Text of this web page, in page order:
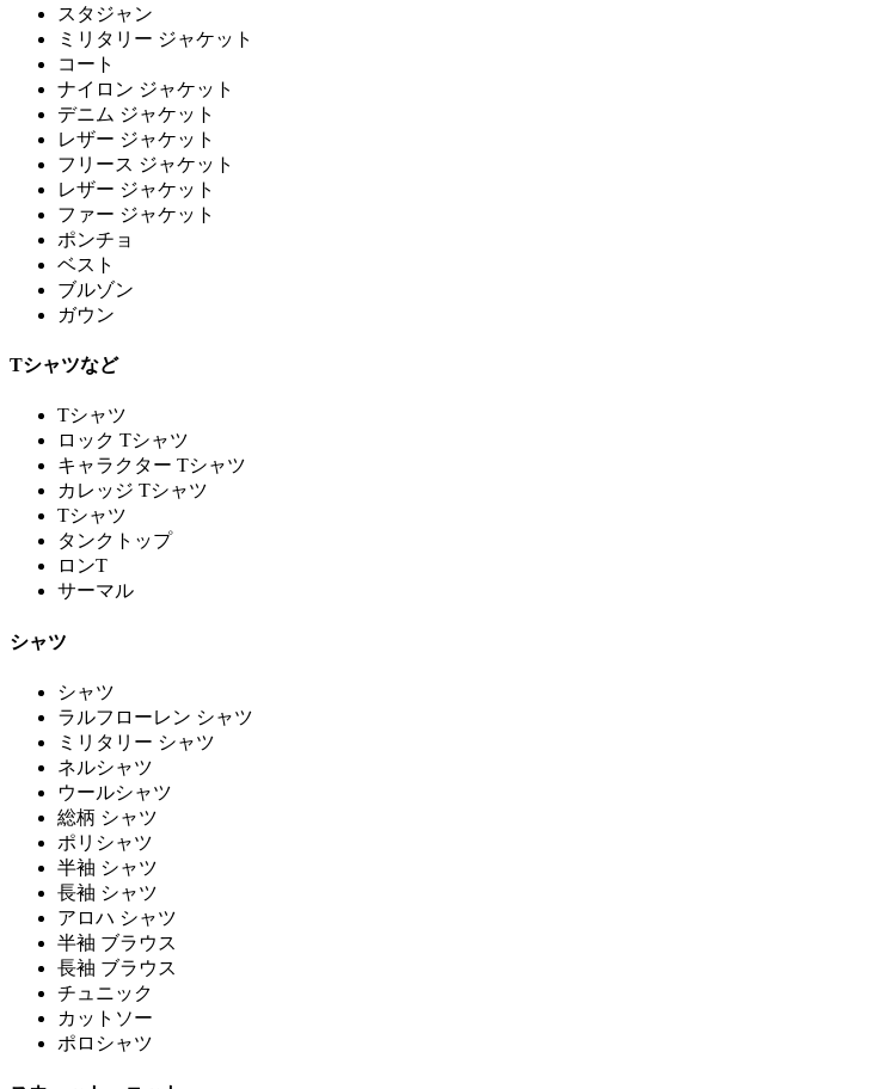
スタジャン
ミリタリー ジャケット
コート
ナイロン ジャケット
デニム ジャケット
レザー ジャケット
フリース ジャケット
レザー ジャケット
ファー ジャケット
ポンチョ
ベスト
ブルゾン
ガウン
Tシャツなど
Tシャツ
ロック Tシャツ
キャラクター Tシャツ
カレッジ Tシャツ
Tシャツ
タンクトップ
ロンT
サーマル
シャツ
シャツ
ラルフローレン シャツ
ミリタリー シャツ
ネルシャツ
ウールシャツ
総柄 シャツ
ポリシャツ
半袖 シャツ
長袖 シャツ
アロハ シャツ
半袖 ブラウス
長袖 ブラウス
チュニック
カットソー
ポロシャツ